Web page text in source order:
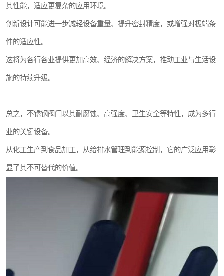
其性能，适应更复杂的应用环境。
创新设计可能进一步减轻设备重量、提升密封精度，或增强对极端条
件的适应性。
这将为各行各业提供更加高效、经济的解决方案，推动工业与生活设
施的持续升级。
总之，不锈钢阀门以其耐腐蚀、高强度、卫生安全等特性，成为多行
业的关键设备。
从化工生产到食品加工，从给排水管理到能源控制，它的广泛应用彰
显了其不可替代的价值。